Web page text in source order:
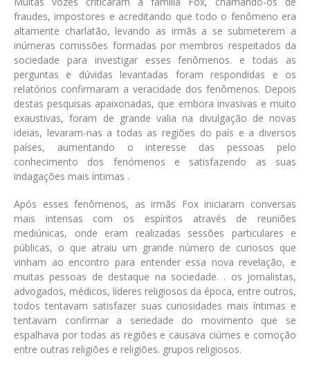
fraudes, impostores e acreditando que todo o fenômeno era
altamente charlatão, levando as irmãs a se submeterem a
inúmeras comissões formadas por membros respeitados da
sociedade para investigar esses fenômenos. e todas as
perguntas e dúvidas levantadas foram respondidas e os
relatórios confirmaram a veracidade dos fenômenos. Depois
destas pesquisas apaixonadas, que embora invasivas e muito
exaustivas, foram de grande valia na divulgação de novas
ideias, levaram-nas a todas as regiões do país e a diversos
países, aumentando o interesse das pessoas pelo
conhecimento dos fenómenos e satisfazendo as suas
indagações mais íntimas .
Após esses fenômenos, as irmãs Fox iniciaram conversas
mais intensas com os espíritos através de reuniões
mediúnicas, onde eram realizadas sessões particulares e
públicas, o que atraiu um grande número de curiosos que
vinham ao encontro para entender essa nova revelação, e
muitas pessoas de destaque na sociedade. . os jornalistas,
advogados, médicos, líderes religiosos da época, entre outros,
todos tentavam satisfazer suas curiosidades mais íntimas e
tentavam confirmar a seriedade do movimento que se
espalhava por todas as regiões e causava ciúmes e comoção
entre outras religiões e religiões. grupos religiosos.